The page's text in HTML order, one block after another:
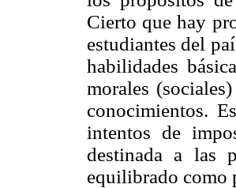
Cierto que hay
estudiantes del
habilidades
morales
conocimientos.
intentos de
destinada a las
equilibrado como